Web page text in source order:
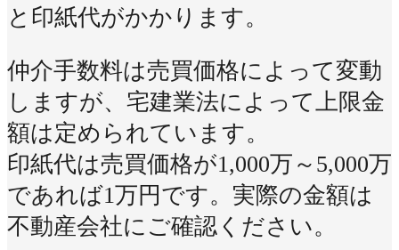
と印紙代がかかります。
仲介手数料は売買価格によって変動
しますが、宅建業法によって上限金
額は定められています。
印紙代は売買価格が1,000万～5,000万
であれば1万円です。実際の金額は
不動産会社にご確認ください。